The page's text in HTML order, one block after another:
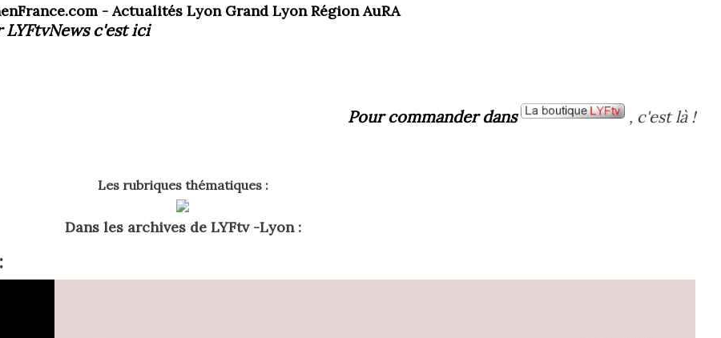
- Actualités Lyon Grand Lyon Région AuRA
c'est ici
Pour commander dans , c'est là !
Les rubriques thématiques :
Dans les archives de LYFtv -Lyon :